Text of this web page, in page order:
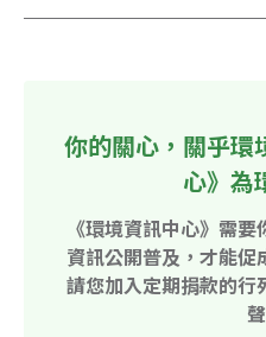
你的關心，關乎
心》為
《環境資訊中心》需
資訊公開普及，才能
請您加入定期捐款的行